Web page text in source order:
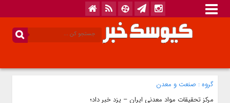
گروه : صنعت و معدن
مرکز تحقیقات مواد معدنی ایران – یزد خبر داد؛